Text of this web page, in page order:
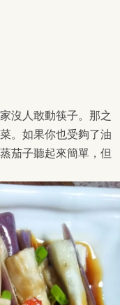
沒人敢動筷子。那之
。如果你也受夠了油
茄子聽起來簡單，但